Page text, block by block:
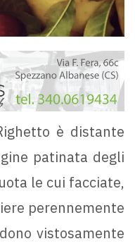
è distante
patinata degli
le cui facciate,
perennemente
vistosamente